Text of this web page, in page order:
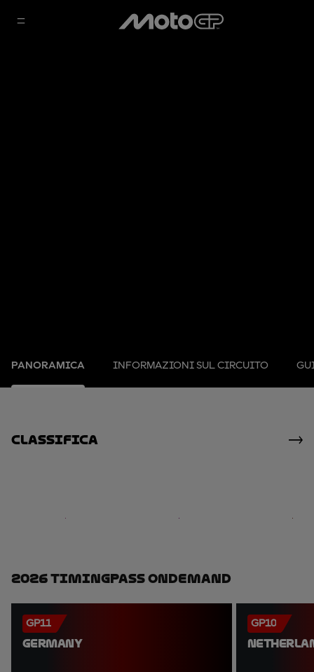
PANORAMICA INFORMAZIONI SUL CIRCUITO
Classifica
2026 TimingPass OnDemand
GP11
GERMANY
GP10